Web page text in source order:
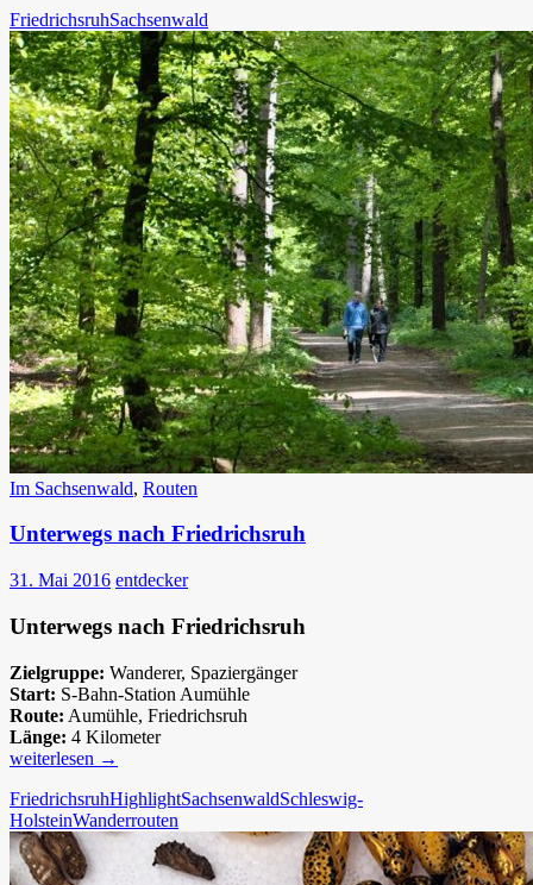
FriedrichsruhSachsenwald
Im Sachsenwald, Routen
Unterwegs nach Friedrichsruh
31. Mai 2016 entdecker
Unterwegs nach Friedrichsruh
Zielgruppe: Wanderer, Spaziergänger
Start: S-Bahn-Station Aumühle
Route: Aumühle, Friedrichsruh
Länge: 4 Kilometer
Unterwegs
Friedrichsruh
weiterlesen →
FriedrichsruhHighlightSachsenwaldSchleswig-
HolsteinWanderrouten